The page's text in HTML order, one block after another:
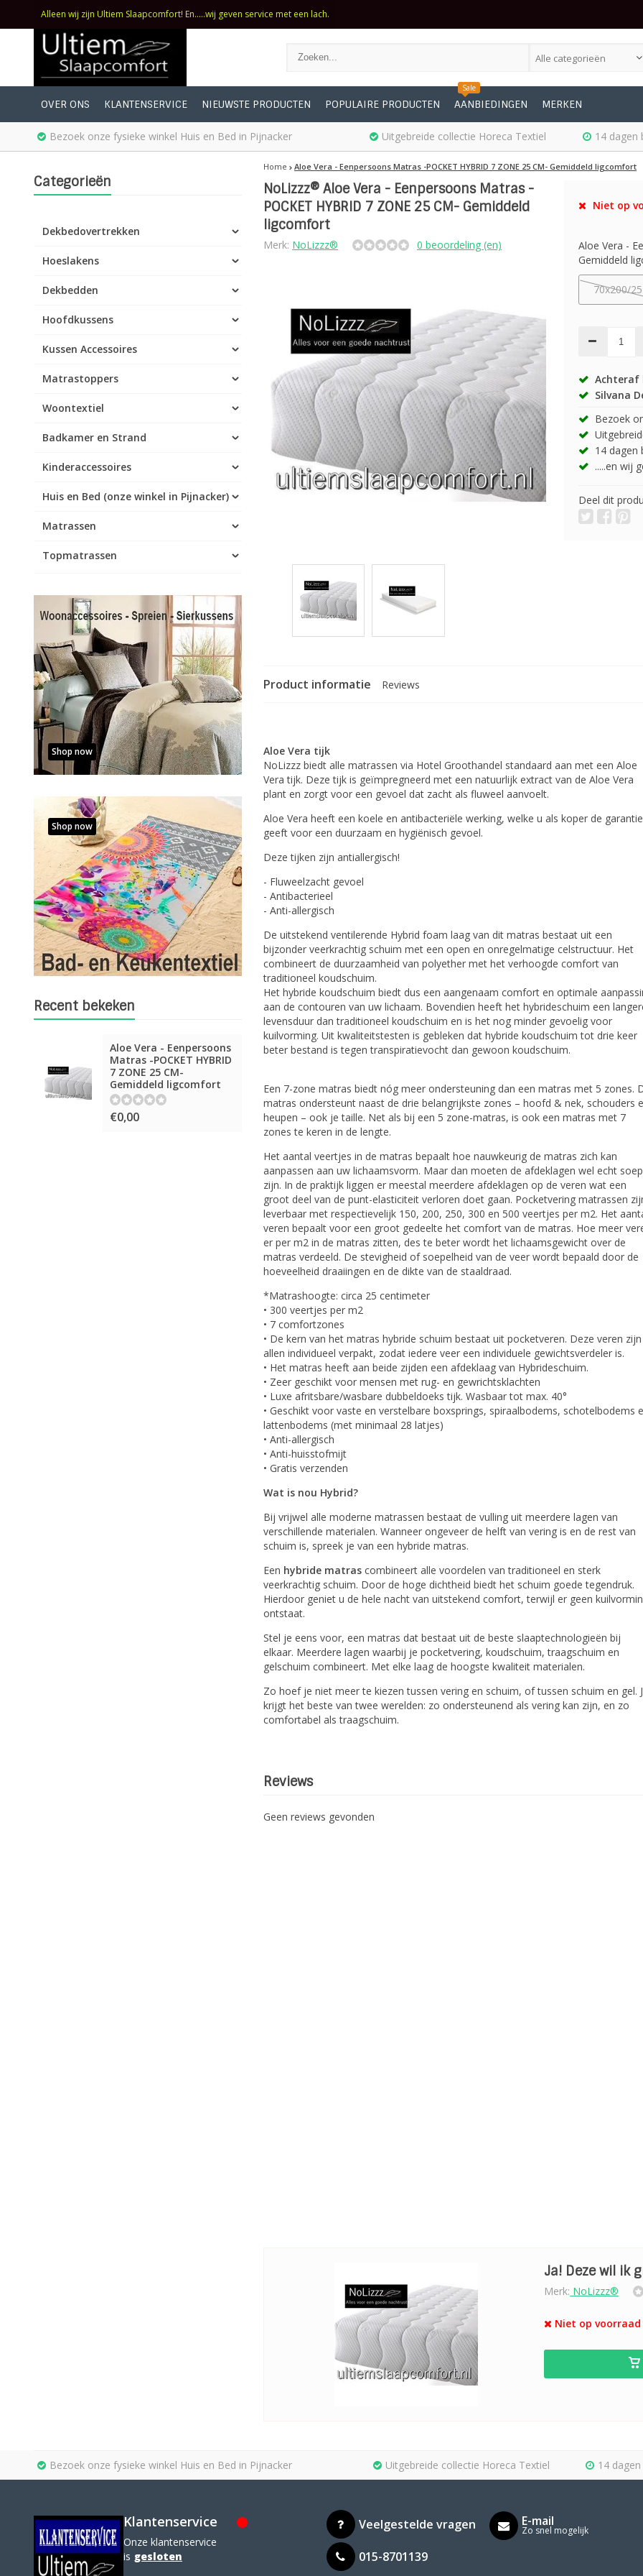
Alleen wij zijn Ultiem Slaapcomfort! En.....wij geven service met een lach.
Alle categorieën
OVER ONS KLANTENSERVICE NIEUWSTE PRODUCTEN POPULAIRE PRODUCTEN
Sale
AANBIEDINGEN MERKEN
Bezoek onze fysieke winkel Huis en Bed in Pijnacker Uitgebreide collectie Horeca Textiel 14 dagen
Categorieën
Dekbedovertrekken
Hoeslakens
Dekbedden
Hoofdkussens
Kussen Accessoires
Matrastoppers
Woontextiel
Badkamer en Strand
Kinderaccessoires
Huis en Bed (onze winkel in Pijnacker)
Matrassen
Topmatrassen
Shop now
Shop now
Recent bekeken
Aloe Vera - Eenpersoons
Matras -POCKET HYBRID
7 ZONE 25 CM-
Gemiddeld ligcomfort
€0,00
Home Aloe Vera - Eenpersoons Matras -POCKET HYBRID 7 ZONE 25 CM- Gemiddeld ligcomfort
NoLizzz® Aloe Vera - Eenpersoons Matras -
POCKET HYBRID 7 ZONE 25 CM- Gemiddeld
ligcomfort
Merk: NoLizzz® 0 beoordeling (en)
Niet op
Aloe Vera -
Gemiddeld
70x200/25
Achteraf
Silvana
Bezoek
14 dagen
.....en wij
Deel dit
Product informatie Reviews
Aloe Vera tijk
NoLizzz biedt alle matrassen via Hotel Groothandel standaard aan met een Aloe
Vera tijk. Deze tijk is geïmpregneerd met een natuurlijk extract van de Aloe Vera
plant en zorgt voor een gevoel dat zacht als fluweel aanvoelt.
Aloe Vera heeft een koele en antibacteriële werking, welke u als koper de garantie
geeft voor een duurzaam en hygiënisch gevoel.
Deze tijken zijn antiallergisch!
- Fluweelzacht gevoel
- Antibacterieel
- Anti-allergisch
De uitstekend ventilerende Hybrid foam laag van dit matras bestaat uit een
bijzonder veerkrachtig schuim met een open en onregelmatige celstructuur. Het
combineert de duurzaamheid van polyether met het verhoogde comfort van
traditioneel koudschuim.
Het hybride koudschuim biedt dus een aangenaam comfort en optimale
aan de contouren van uw lichaam. Bovendien heeft het hybrideschuim een
levensduur dan traditioneel koudschuim en is het nog minder gevoelig voor
kuilvorming. Uit kwaliteitstesten is gebleken dat hybride koudschuim tot drie keer
beter bestand is tegen transpiratievocht dan gewoon koudschuim.
Een 7-zone matras biedt nóg meer ondersteuning dan een matras met 5 zones.
matras ondersteunt naast de drie belangrijkste zones – hoofd & nek, schouders
heupen – ook je taille. Net als bij een 5 zone-matras, is ook een matras met 7
zones te keren in de lengte.
Het aantal veertjes in de matras bepaalt hoe nauwkeurig de matras zich kan
aanpassen aan uw lichaamsvorm. Maar dan moeten de afdeklagen wel echt
zijn. In de praktijk liggen er meestal meerdere afdeklagen op de veren wat een
groot deel van de punt-elasticiteit verloren doet gaan. Pocketvering matrassen
leverbaar met respectievelijk 150, 200, 250, 300 en 500 veertjes per m2. Het
veren bepaalt voor een groot gedeelte het comfort van de matras. Hoe meer
er per m2 in de matras zitten, des te beter wordt het lichaamsgewicht over de
matras verdeeld. De stevigheid of soepelheid van de veer wordt bepaald door de
hoeveelheid draaiingen en de dikte van de staaldraad.
*Matrashoogte: circa 25 centimeter
• 300 veertjes per m2
• 7 comfortzones
• De kern van het matras hybride schuim bestaat uit pocketveren. Deze veren zijn
allen individueel verpakt, zodat iedere veer een individuele gewichtsverdeler is.
• Het matras heeft aan beide zijden een afdeklaag van Hybrideschuim.
• Zeer geschikt voor mensen met rug- en gewrichtsklachten
• Luxe afritsbare/wasbare dubbeldoeks tijk. Wasbaar tot max. 40°
• Geschikt voor vaste en verstelbare boxsprings, spiraalbodems, schotelbodems
lattenbodems (met minimaal 28 latjes)
• Anti-allergisch
• Anti-huisstofmijt
• Gratis verzenden
Wat is nou Hybrid?
Bij vrijwel alle moderne matrassen bestaat de vulling uit meerdere lagen van
verschillende materialen. Wanneer ongeveer de helft van vering is en de rest van
schuim is, spreek je van een hybride matras.
Een hybride matras combineert alle voordelen van traditioneel en sterk
veerkrachtig schuim. Door de hoge dichtheid biedt het schuim goede tegendruk.
Hierdoor geniet u de hele nacht van uitstekend comfort, terwijl er geen
ontstaat.
Stel je eens voor, een matras dat bestaat uit de beste slaaptechnologieën bij
elkaar. Meerdere lagen waarbij je pocketvering, koudschuim, traagschuim en
gelschuim combineert. Met elke laag de hoogste kwaliteit materialen.
Zo hoef je niet meer te kiezen tussen vering en schuim, of tussen schuim en gel.
krijgt het beste van twee werelden: zo ondersteunend als vering kan zijn, en zo
comfortabel als traagschuim.
Reviews
Geen reviews gevonden
Ja! Deze wil ik
Merk: NoLizzz®
Niet op
Bezoek onze fysieke winkel Huis en Bed in Pijnacker Uitgebreide collectie Horeca Textiel 14
Klantenservice
Onze klantenservice
is gesloten
Veelgestelde vragen
015-8701139
E-mail
Zo snel mogelijk